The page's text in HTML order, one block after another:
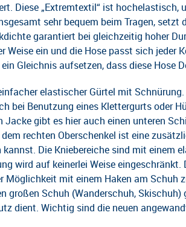
Diese „Extremtextil“ ist
sehr bequem beim Tragen,
garantiert bei gleichzeitig hoher
ein und die Hose passt sich jeder
Gleichnis aufsetzen, dass diese Hose
elastischer Gürtel mit
bei Benutzung eines Klettergurts oder
gibt es hier auch einen unteren
rechten Oberschenkel ist eine
kannst. Die Kniebereiche sind mit
wird auf keinerlei Weise
Möglichkeit mit einem Haken am
großen Schuh (Wanderschuh,
dient. Wichtig sind die neuen